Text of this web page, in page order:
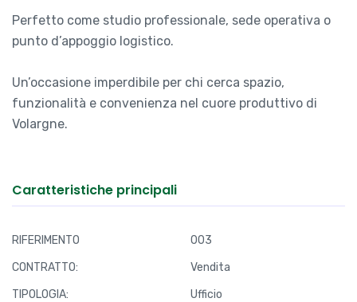
Perfetto come studio professionale, sede operativa o
punto d’appoggio logistico.
Un’occasione imperdibile per chi cerca spazio,
funzionalità e convenienza nel cuore produttivo di
Volargne.
Caratteristiche principali
RIFERIMENTO
003
CONTRATTO:
Vendita
TIPOLOGIA:
Ufficio